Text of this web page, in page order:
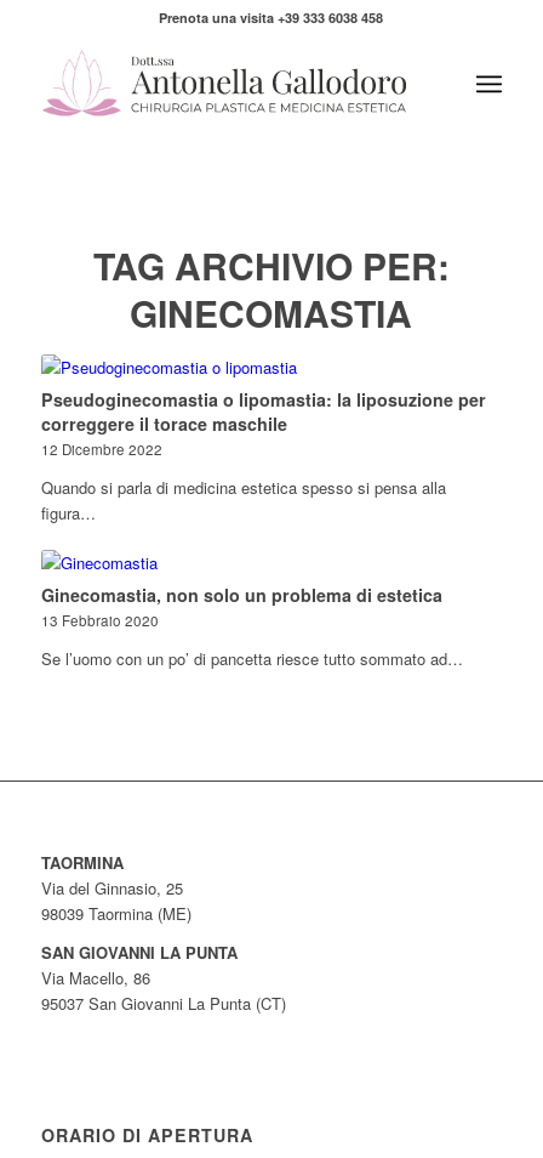
Prenota una visita +39 333 6038 458
TAG ARCHIVIO PER:
GINECOMASTIA
Pseudoginecomastia o lipomastia: la liposuzione per
correggere il torace maschile
12 Dicembre 2022
Quando si parla di medicina estetica spesso si pensa alla
figura…
Ginecomastia, non solo un problema di estetica
13 Febbraio 2020
Se l’uomo con un po’ di pancetta riesce tutto sommato ad…
TAORMINA
Via del Ginnasio, 25
98039 Taormina (ME)
SAN GIOVANNI LA PUNTA
Via Macello, 86
95037 San Giovanni La Punta (CT)
ORARIO DI APERTURA